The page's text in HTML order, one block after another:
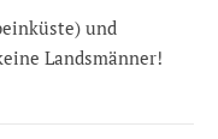
und
Landsmänner!